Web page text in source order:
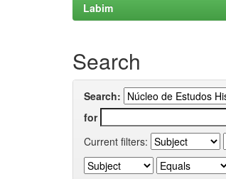
Labim
Search
Search:
for
Current filters: